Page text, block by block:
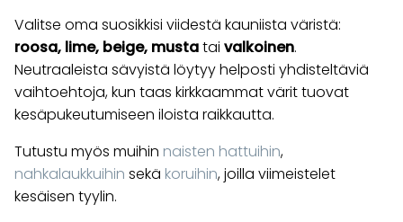
Valitse oma suosikkisi viidestä kauniista väristä:
roosa, lime, beige, mustatai valkoinen.
Neutraaleista sävyistä löytyy helposti yhdisteltäviä
vaihtoehtoja, kun taas kirkkaammat värit tuovat
kesäpukeutumiseen iloista raikkautta.
Tutustu myös muihin naisten hattuihin,
nahkalaukkuihin sekä koruihin, joilla viimeistelet
kesäisen tyylin.